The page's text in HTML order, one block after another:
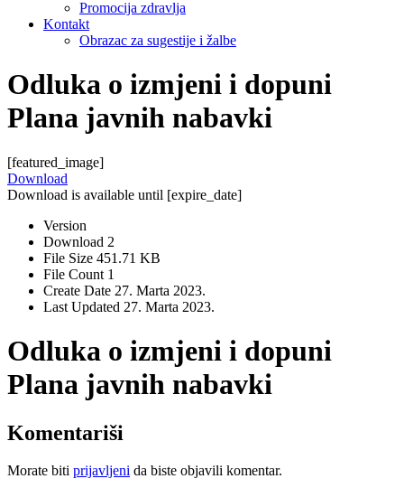
Promocija zdravlja
Kontakt
Obrazac za sugestije i žalbe
Odluka o izmjeni i dopuni
Plana javnih nabavki
[featured_image]
Download
Download is available until [expire_date]
Version
Download 2
File Size 451.71 KB
File Count 1
Create Date 27. Marta 2023.
Last Updated 27. Marta 2023.
Odluka o izmjeni i dopuni
Plana javnih nabavki
Komentariši
Morate biti prijavljeni da biste objavili komentar.